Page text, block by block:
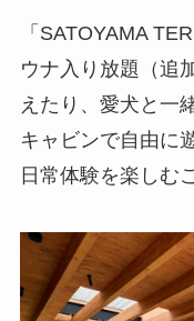
「SATOYAMA
ウナ入り放題（追
えたり、愛犬と一
キャビンで自由に
日常体験を楽しむ